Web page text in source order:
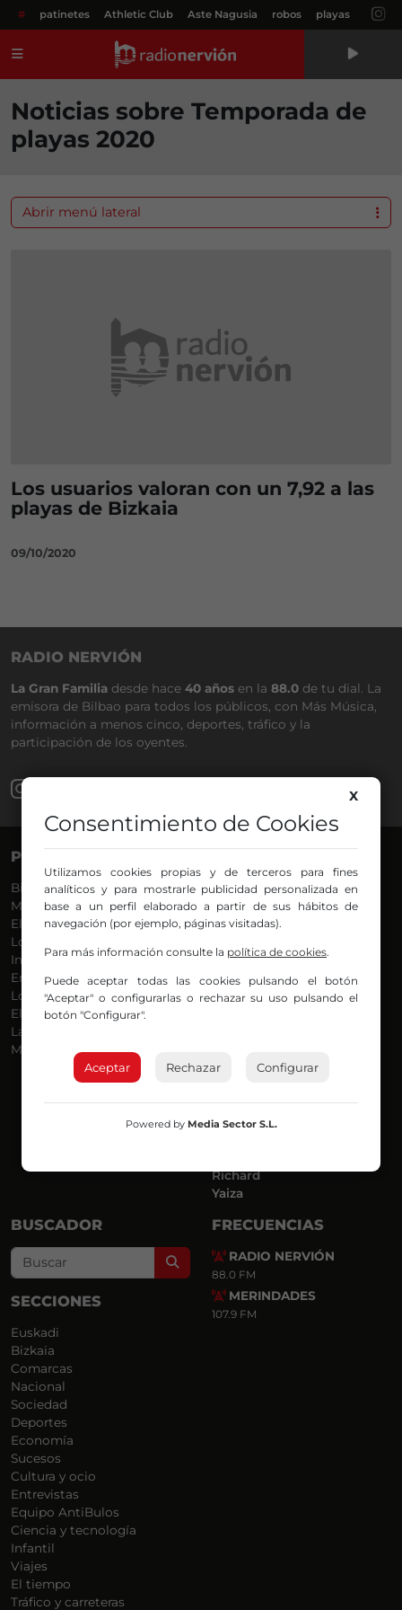
# patinetes Athletic Club Aste Nagusia robos playas
Noticias sobre Temporada de
playas 2020
Los usuarios valoran con un 7,92 a las
playas de Bizkaia
09/10/2020
Abrir menú lateral
RADIO NERVIÓN
La Gran Familia desde hace 40 años en la 88.0 de tu dial. La
emisora de Bilbao para todos los públicos, con Más Música,
información a menos cinco, deportes, tráfico y la
participación de los oyentes.
PROGRAMAS
Bilbosport
Más Música
El Madrugador
Lo Más Nuevo
Informativos
En Ruta
Locos por la Música
El Supermadrugador
La Mañana de Radio Nervión
Más Madrugada
Agurtzane
Belén Ollero
Dani
Eva Argote
Endika
Iker
José Ignacio
Luis Carlos
Mar y Cielo
Richard
Yaiza
BUSCADOR
Search
SECCIONES
Euskadi
Bizkaia
Comarcas
Nacional
Sociedad
Deportes
Economía
Sucesos
Cultura y ocio
Entrevistas
Equipo AntiBulos
Ciencia y tecnología
Infantil
Viajes
El tiempo
Tráfico y carreteras
FRECUENCIAS
RADIO NERVIÓN
88.0 FM
MERINDADES
107.9 FM
X
Consentimiento de Cookies
Utilizamos cookies propias y de terceros para fines
analíticos y para mostrarle publicidad personalizada en
base a un perfil elaborado a partir de sus hábitos de
navegación (por ejemplo, páginas visitadas).
Para más información consulte la política de cookies.
Puede aceptar todas las cookies pulsando el botón
"Aceptar" o configurarlas o rechazar su uso pulsando el
botón "Configurar".
Aceptar Rechazar Configurar
Powered by Media Sector S.L.